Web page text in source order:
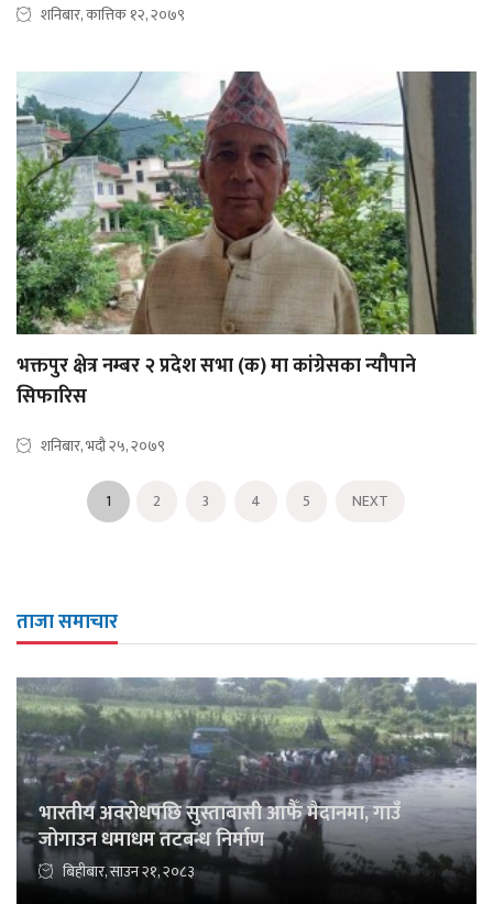
शनिबार, कात्तिक १२, २०७९
भक्तपुर क्षेत्र नम्बर २ प्रदेश सभा (क) मा कांग्रेसका न्यौपाने
सिफारिस
शनिबार, भदौ २५, २०७९
1 2 3 4 5 NEXT
ताजा समाचार
भारतीय अवरोधपछि सुस्ताबासी आफैँ मैदानमा, गाउँ
जोगाउन धमाधम तटबन्ध निर्माण
बिहीबार, साउन २१, २०८३